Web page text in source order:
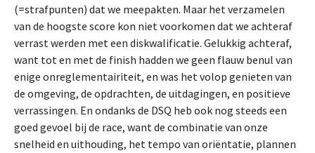
(=strafpunten) dat we meepakten. Maar het verzamelen
van de hoogste score kon niet voorkomen dat we achteraf
verrast werden met een diskwalificatie. Gelukkig achteraf,
want tot en met de finish hadden we geen flauw benul van
enige onreglementairiteit, en was het volop genieten van
de omgeving, de opdrachten, de uitdagingen, en positieve
verrassingen. En ondanks de DSQ heb ook nog steeds een
goed gevoel bij de race, want de combinatie van onze
snelheid en uithouding, het tempo van oriëntatie, plannen